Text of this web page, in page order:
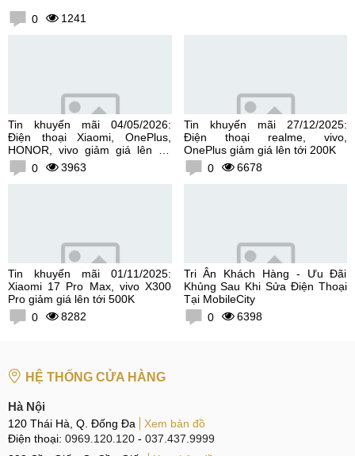
0 1241
Tin khuyến mãi 04/05/2026:
Điện thoại Xiaomi, OnePlus,
HONOR, vivo giảm giá lên tới
300K0 3963
Tin khuyến mãi 27/12/2025:
Điện thoại realme, vivo,
OnePlus giảm giá lên tới 200K
0
6678
Tin khuyến mãi 01/11/2025:
Xiaomi 17 Pro Max, vivo X300
Pro giảm giá lên tới 500K
0
8282
Tri Ân Khách Hàng - Ưu Đãi
Khủng Sau Khi Sửa Điện Thoại
Tại MobileCity
0
6398
HỆ THỐNG CỬA HÀNG
Hà Nội
120 Thái Hà, Q. Đống Đa
Xem bản đồ
Điện thoại: 0969.120.120 - 037.437.9999